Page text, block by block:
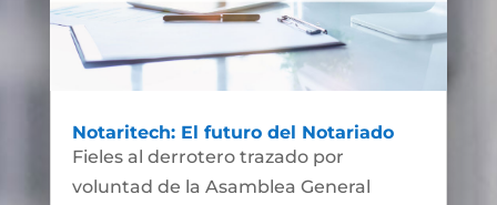
Notaritech: El futuro del Notariado
Fieles al derrotero trazado por
voluntad de la Asamblea General